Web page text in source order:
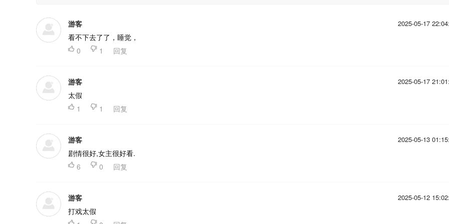
游客 2025-05-17
看不下去了了，睡觉，
 0  1 回复
游客 2025-05-17
太假
 1  1 回复
游客 2025-05-13
剧情很好,女主很好看.
 6  0 回复
游客 2025-05-12
打戏太假